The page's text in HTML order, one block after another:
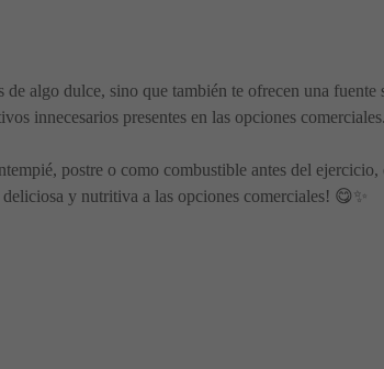
algo dulce, sino que también te ofrecen una fuente
innecesarios presentes en las opciones comerciales.
postre o como combustible antes del ejercicio,
y nutritiva a las opciones comerciales! 😋✨